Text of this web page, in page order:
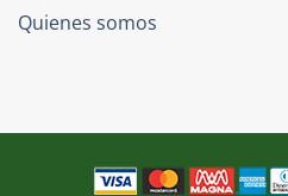
Quienes somos